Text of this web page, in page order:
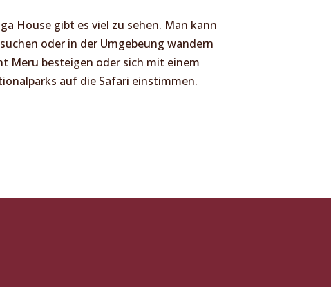
House gibt es viel zu sehen. Man kann
oder in der Umgebeung wandern
Meru besteigen oder sich mit einem
auf die Safari einstimmen.